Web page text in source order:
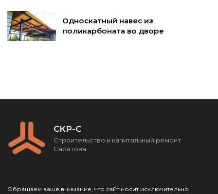
Односкатный навес из
поликарбоната во дворе
СКР-С
Строительство и капитальный ремонт
Саратова
Обращаем ваше внимание, что сайт носит исключительно